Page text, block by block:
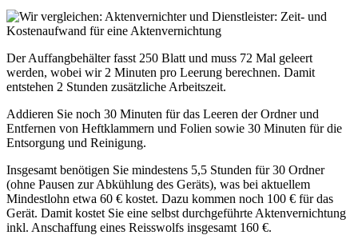
Der Auffangbehälter fasst 250 Blatt und muss 72 Mal geleert
werden, wobei wir 2 Minuten pro Leerung berechnen. Damit
entstehen 2 Stunden zusätzliche Arbeitszeit.
Addieren Sie noch 30 Minuten für das Leeren der Ordner und
Entfernen von Heftklammern und Folien sowie 30 Minuten für die
Entsorgung und Reinigung.
Insgesamt benötigen Sie mindestens 5,5 Stunden für 30 Ordner
(ohne Pausen zur Abkühlung des Geräts), was bei aktuellem
Mindestlohn etwa 60 € kostet. Dazu kommen noch 100 € für das
Gerät. Damit kostet Sie eine selbst durchgeführte Aktenvernichtung
inkl. Anschaffung eines Reisswolfs insgesamt 160 €.